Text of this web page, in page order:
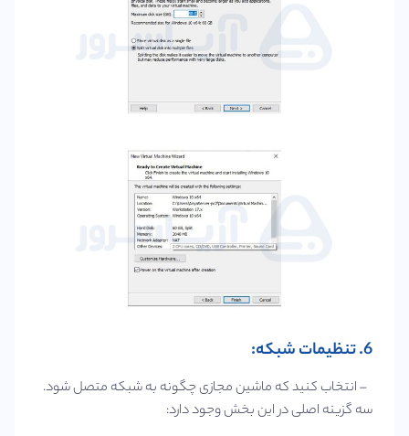
6. تنظیمات شبکه:
– انتخاب کنید که ماشین مجازی چگونه به شبکه متصل شود.
سه گزینه اصلی در این بخش وجود دارد: